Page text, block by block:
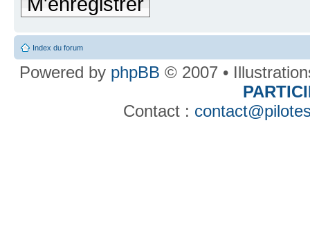
Index du forum
Powered by phpBB © 2007 •
Contact :